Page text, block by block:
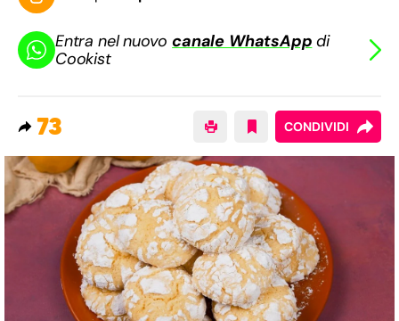
Entra nel nuovocanale WhatsApp di
Cookist
73 CONDIVIDI